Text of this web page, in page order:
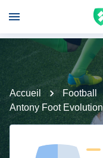
Accueil Football
Antony Foot Evolution